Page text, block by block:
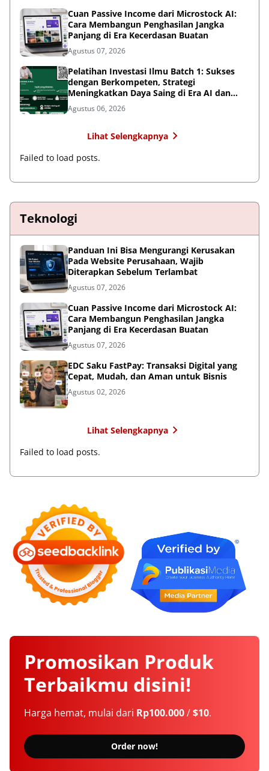
Cuan Passive Income dari Microstock AI:
Cara Membangun Penghasilan Jangka
Panjang di Era Kecerdasan Buatan
Agustus 07, 2026
Pelatihan Investasi Ilmu Batch 1: Sukses
dengan Berkompeten, Strategi
Meningkatkan Daya Saing di Era AI dan
Persaingan Global
Agustus 06, 2026
Lihat Selengkapnya
Failed to load posts.
Teknologi
Panduan Ini Bisa Mengurangi Kerusakan
Pada Website Perusahaan, Wajib
Diterapkan Sebelum Terlambat
Agustus 07, 2026
Cuan Passive Income dari Microstock AI:
Cara Membangun Penghasilan Jangka
Panjang di Era Kecerdasan Buatan
Agustus 07, 2026
EDC Saku FastPay: Transaksi Digital yang
Cepat, Mudah, dan Aman untuk Bisnis
Agustus 02, 2026
Lihat Selengkapnya
Failed to load posts.
Promosikan Produk
Terbaikmu disini!
Harga hemat, mulai dari Rp100.000/$10.
Order now!